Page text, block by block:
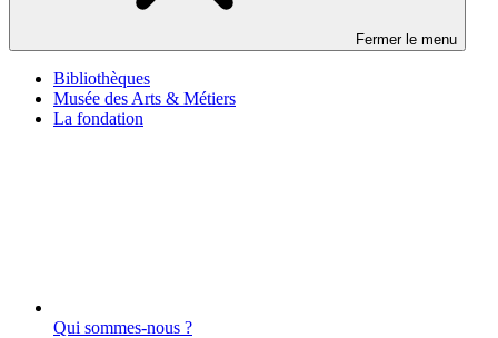
Fermer le menu
Bibliothèques
Musée des Arts & Métiers
La fondation
Qui sommes-nous ?